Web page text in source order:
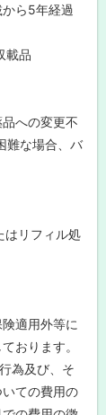
から5年経過
載品
への変更不
難な場合、バ
はリフィル処
適用外等に
おります。
為及び、そ
ての費用の